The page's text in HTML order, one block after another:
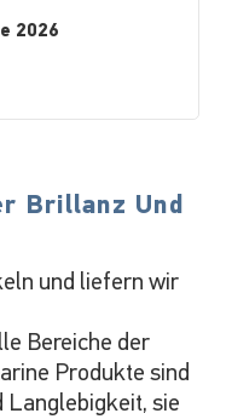
2026
Brillanz Und
und liefern wir
Bereiche der
Produkte sind
Langlebigkeit, sie